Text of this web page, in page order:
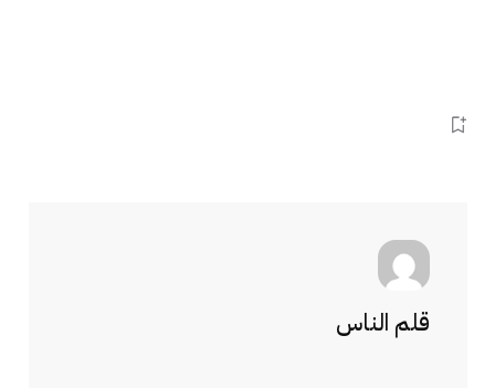
قلم الناس